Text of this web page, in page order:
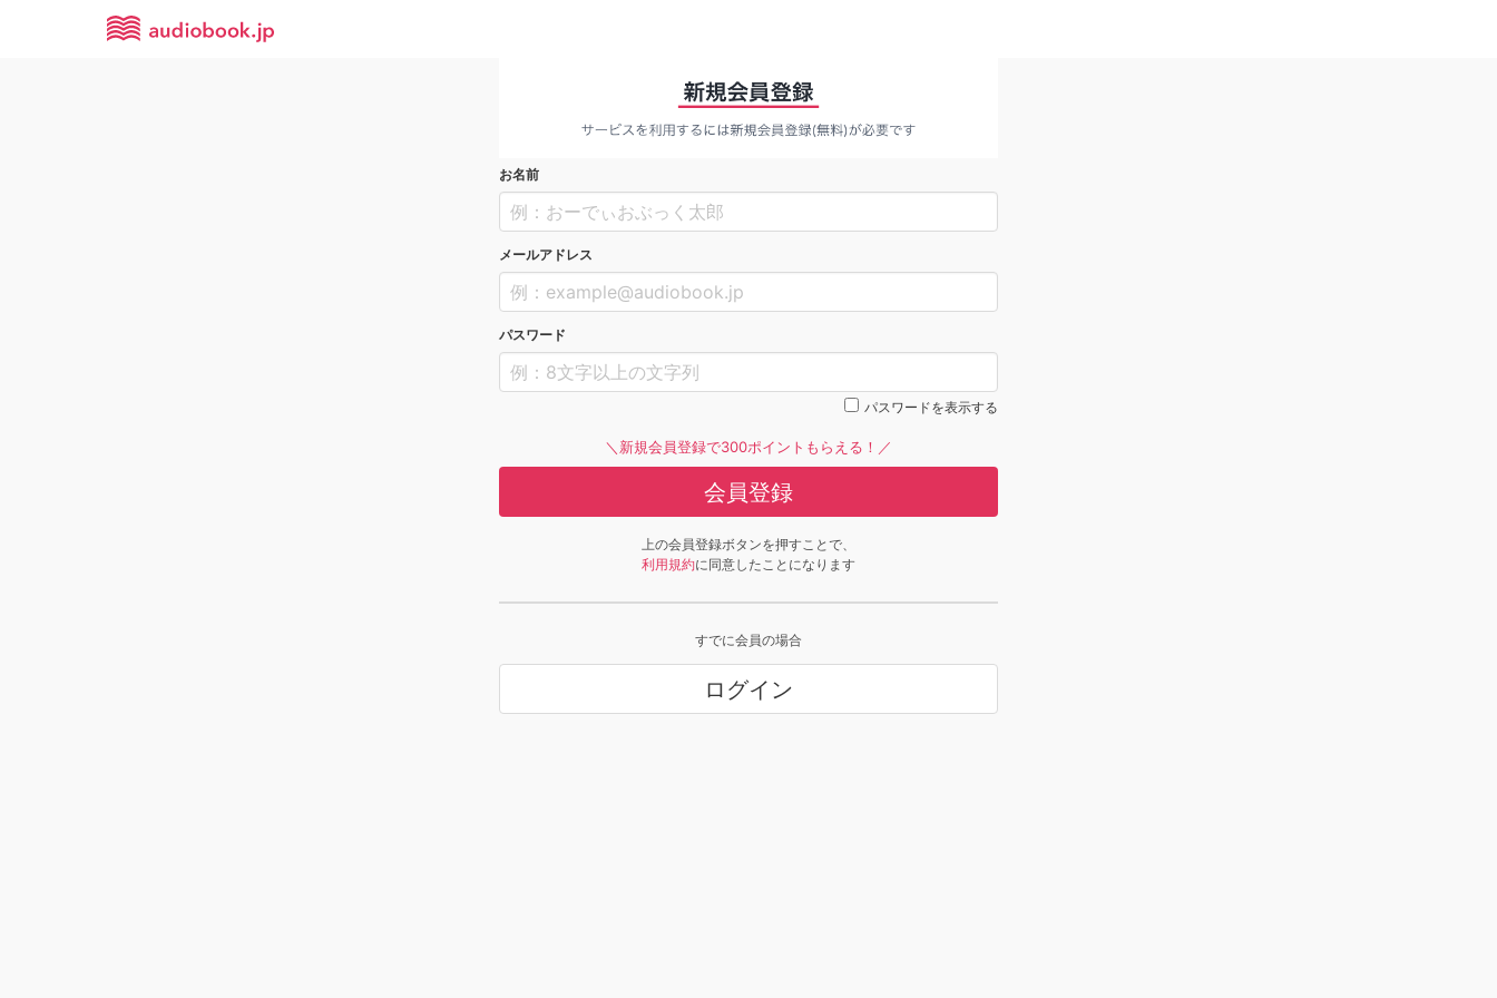
お名前
メールアドレス
パスワード
パスワードを表示する
＼新規会員登録で300ポイントもらえる！／
会員登録
上の会員登録ボタンを押すことで、
利用規約に同意したことになります
すでに会員の場合
ログイン